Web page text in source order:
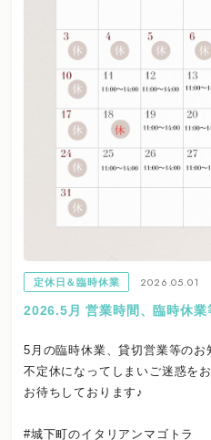
定休日＆臨時休業
2026.05.01
2026.5月 営業時間、臨時休業
5月の臨時休業、貸切営業等のお
不定休になってしまいご迷惑を
お待ちしております♪
#城下町のイタリアンマゴトラ